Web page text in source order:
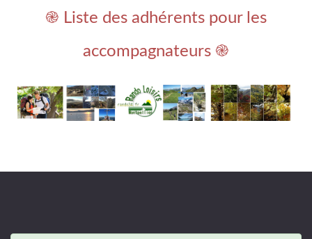
֎ Liste des adhérents pour les
accompagnateurs ֎